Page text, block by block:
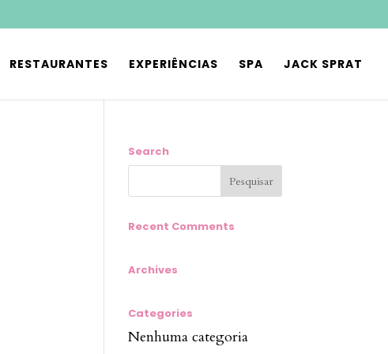
RESTAURANTES EXPERIÊNCIAS SPA JACK SPRAT
Search
Recent Comments
Archives
Categories
Nenhuma categoria